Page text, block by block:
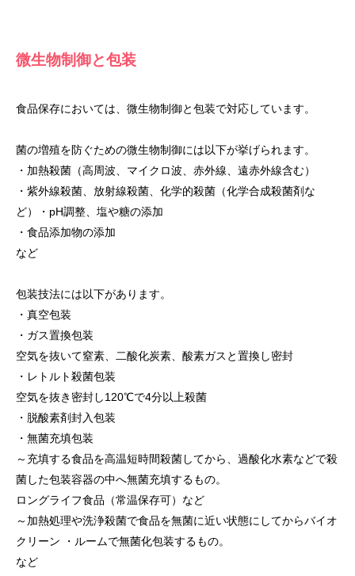
微生物制御と包装
食品保存においては、微生物制御と包装で対応しています。
菌の増殖を防ぐための微生物制御には以下が挙げられます。
・加熱殺菌（高周波、マイクロ波、赤外線、遠赤外線含む）
・紫外線殺菌、放射線殺菌、化学的殺菌（化学合成殺菌剤な
ど）・pH調整、塩や糖の添加
・食品添加物の添加
など
包装技法には以下があります。
・真空包装
・ガス置換包装
空気を抜いて窒素、二酸化炭素、酸素ガスと置換し密封
・レトルト殺菌包装
空気を抜き密封し120℃で4分以上殺菌
・脱酸素剤封入包装
・無菌充填包装
～充填する食品を高温短時間殺菌してから、過酸化水素などで殺
菌した包装容器の中へ無菌充填するもの。
ロングライフ食品（常温保存可）など
～加熱処理や洗浄殺菌で食品を無菌に近い状態にしてからバイオ
クリーン ・ルームで無菌化包装するもの。
など